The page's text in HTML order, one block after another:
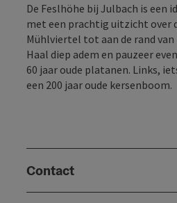
De Feslhöhe bij Julbach is een
met een prachtig uitzicht over
Mühlviertel tot aan de rand van
Haal diep adem en pauzeer
60 jaar oude platanen. Links,
een 200 jaar oude kersenboom.
Contact